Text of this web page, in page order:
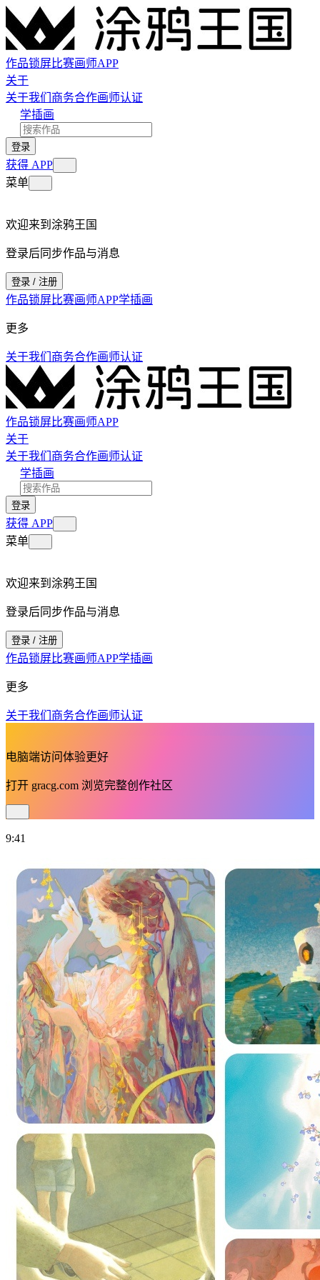
作品锁屏比赛画师APP
关于
关于我们 商务合作画师认证
学插画
登录
获得 APP
菜单
欢迎来到涂鸦王国
登录后同步作品与消息
登录 / 注册
作品锁屏比赛画师APP学插画
更多
关于我们 商务合作画师认证
作品锁屏比赛画师APP
关于
关于我们 商务合作画师认证
学插画
登录
获得 APP
菜单
欢迎来到涂鸦王国
登录后同步作品与消息
登录 / 注册
作品锁屏比赛画师APP学插画
更多
关于我们 商务合作画师认证
电脑端访问体验更好
打开 gracg.com 浏览完整创作社区
9:41